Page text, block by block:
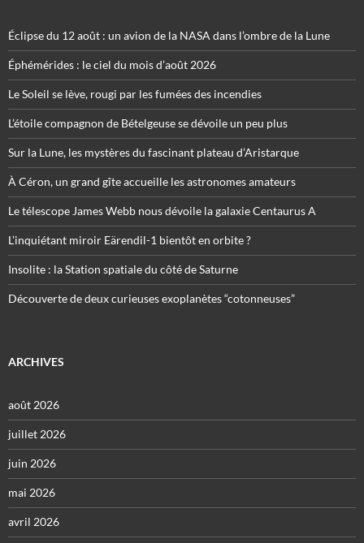
Éclipse du 12 août : un avion de la NASA dans l’ombre de la Lune
Éphémérides : le ciel du mois d’août 2026
Le Soleil se lève, rougi par les fumées des incendies
L’étoile compagnon de Bételgeuse se dévoile un peu plus
Sur la Lune, les mystères du fascinant plateau d’Aristarque
À Céron, un grand gîte accueille les astronomes amateurs
Le télescope James Webb nous dévoile la galaxie Centaurus A
L’inquiétant miroir Eärendil-1 bientôt en orbite ?
Insolite : la Station spatiale du côté de Saturne
Découverte de deux curieuses exoplanètes “cotonneuses”
ARCHIVES
août 2026
juillet 2026
juin 2026
mai 2026
avril 2026